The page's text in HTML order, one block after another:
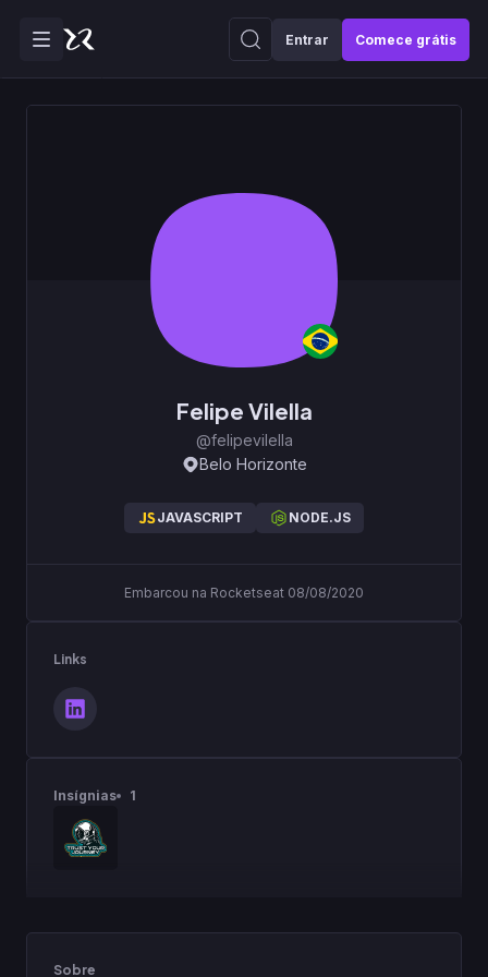
Entrar Comece grátis
Felipe Vilella
@felipevilella
Belo Horizonte
JAVASCRIPT NODE.JS
Embarcou na Rocketseat 08/08/2020
Links
Insígnias 1
Sobre